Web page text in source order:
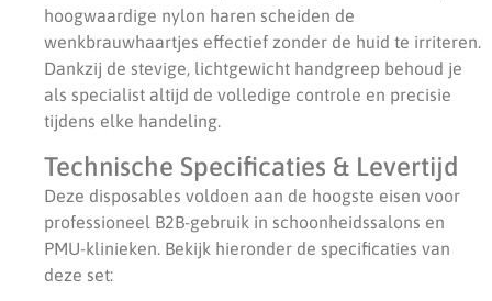
hoogwaardige nylon haren scheiden de
wenkbrauwhaartjes effectief zonder de huid te irriteren.
Dankzij de stevige, lichtgewicht handgreep behoud je
als specialist altijd de volledige controle en precisie
tijdens elke handeling.
Technische Specificaties & Levertijd
Deze disposables voldoen aan de hoogste eisen voor
professioneel B2B-gebruik in schoonheidssalons en
PMU-klinieken. Bekijk hieronder de specificaties van
deze set: